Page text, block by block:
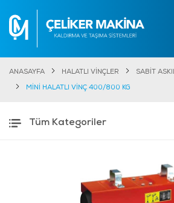
ANASAYFA HALATLI VİNÇLER SABİT
MİNİ HALATLI VİNÇ 400/800 KG
Tüm Kategoriler